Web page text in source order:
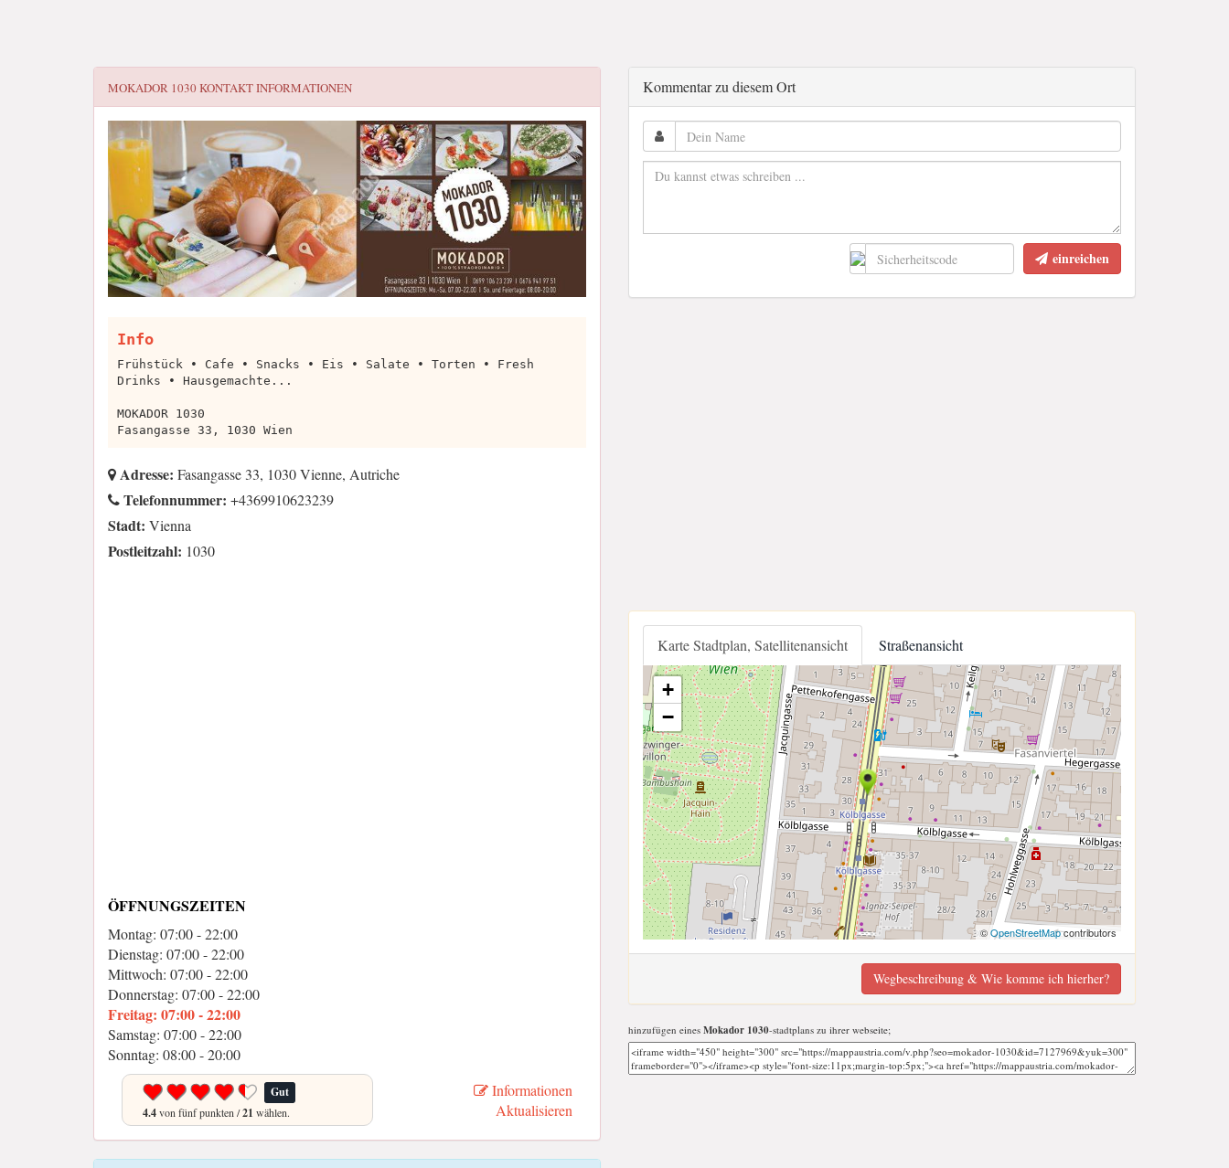
MOKADOR 1030KONTAKT INFORMATIONEN
Info
Frühstück • Cafe • Snacks • Eis • Salate • Torten • Fresh
Drinks • Hausgemachte...
MOKADOR 1030
Fasangasse 33, 1030 Wien
Adresse: Fasangasse 33, 1030 Vienne, Autriche
Telefonnummer: +4369910623239
Stadt: Vienna
Postleitzahl: 1030
ÖFFNUNGSZEITEN
Montag: 07:00 - 22:00
Dienstag: 07:00 - 22:00
Mittwoch: 07:00 - 22:00
Donnerstag: 07:00 - 22:00
Freitag: 07:00 - 22:00
Samstag: 07:00 - 22:00
Sonntag: 08:00 - 20:00
Gut
4.4von fünf punkten /21 wählen.
Informationen
Aktualisieren
Kommentar zu diesem Ort
einreichen
Karte Stadtplan, Satellitenansicht Straßenansicht
+
−
©OpenStreetMapcontributors
Wegbeschreibung & Wie komme ich hierher?
hinzufügen eines Mokador 1030-stadtplans zu ihrer webseite;